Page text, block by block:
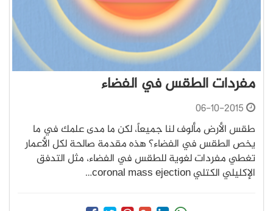
مفردات الطقس في الفضاء
06-10-2015
طقس الأرض مألوف لنا جميعاً، لكن ما مدى علمك في ما
يخص الطقس في الفضاء؟ هذه مقدمة صالحة لكل الأعمار
تغطي مفردات لغوية للطقس في الفضاء، مثل التدفق
الإكليلي الكتلي coronal mass ejection…